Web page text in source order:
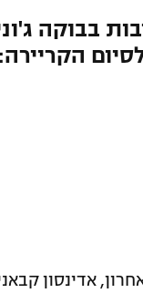
בבוקה
אדינסון